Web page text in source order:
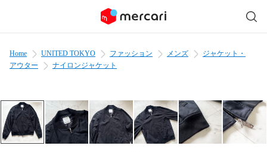
Home UNITED TOKYO ファッション メンズ
ジャケット・
アウター
ナイロンジャケット